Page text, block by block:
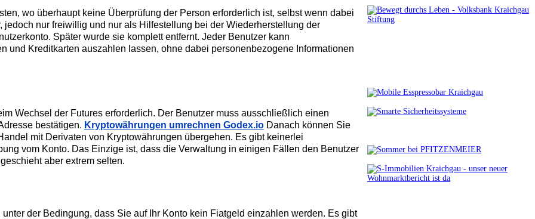
wo überhaupt keine Überprüfung der Person erforderlich ist, selbst wenn dabei
nur freiwillig und nur als Hilfestellung bei der Wiederherstellung der
Später wurde sie komplett entfernt. Jeder Benutzer kann
und Kreditkarten auszahlen lassen, ohne dabei personenbezogene Informationen
Wechsel der Futures erforderlich. Der Benutzer muss ausschließlich einen
bestätigen. Kryptowährungen umrechnen Godex.io Danach können Sie
mit Derivaten von Kryptowährungen übergehen. Es gibt keinerlei
vom Konto. Das Einzige ist, dass die Verwaltung in einigen Fällen den Benutzer
aber extrem selten.
der Bedingung, dass Sie auf Ihr Konto kein Fiatgeld einzahlen werden. Es gibt